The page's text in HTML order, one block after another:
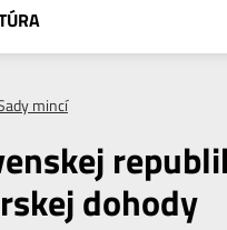
mincí
dohody